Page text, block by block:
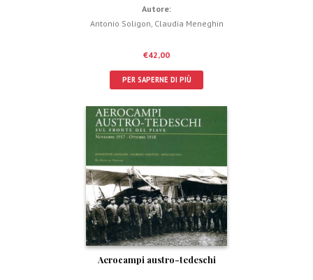
Autore:
Antonio Soligon, Claudia Meneghin
€42,00
PER SAPERNE DI PIÙ
Aerocampi austro-tedeschi